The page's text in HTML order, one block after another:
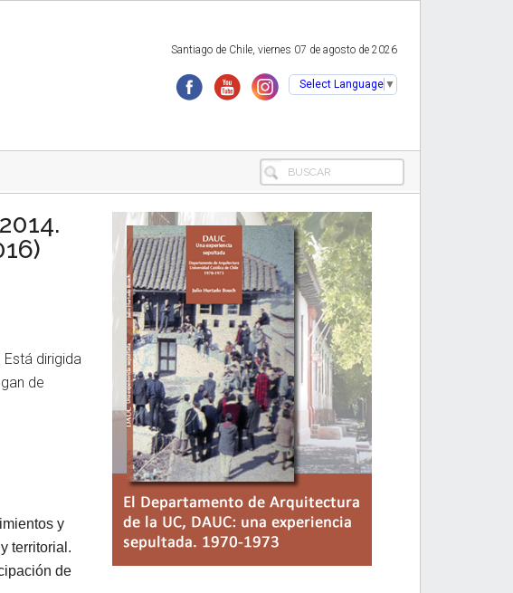
Santiago de Chile, viernes 07 de agosto de 2026
Select Language ▼
BUSCAR
dirigida
de
y
territorial.
de
Primary
Sidebar